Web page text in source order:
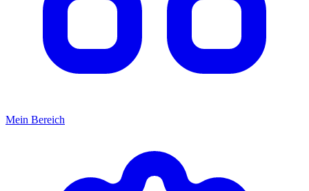
Mein Bereich